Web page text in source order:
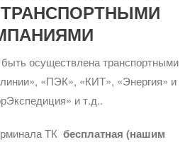
осуществлена транспортными
«ПЭК», «КИТ», «Энергия» и
и т.д..
ТК бесплатная (нашим